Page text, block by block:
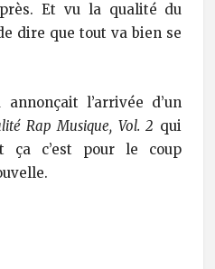
Et vu la qualité du
dire que tout va bien se
l’arrivée d’un
Rap Musique, Vol. 2 qui
ça c’est pour le coup